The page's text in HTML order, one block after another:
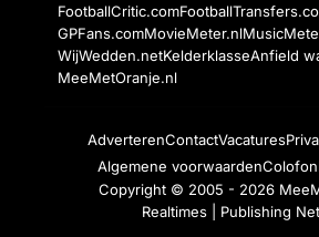
FootballCritic.com
GPFans.comMovieMeter.nl
WijWedden.netKelderklasseAnfield
MeeMetOranje.nl
AdverterenContactVacatures
Algemene voorwaardenColofon
Copyright © 2005 - 2026
Realtimes | Publishing